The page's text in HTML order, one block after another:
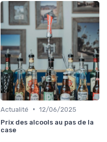
Actualité • 12/06/2025
Prix des alcools au pas de la
case